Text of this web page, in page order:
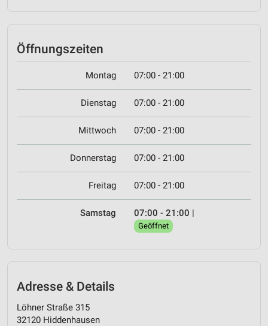
Öffnungszeiten
Montag 07:00 - 21:00
Dienstag 07:00 - 21:00
Mittwoch 07:00 - 21:00
Donnerstag 07:00 - 21:00
Freitag 07:00 - 21:00
Samstag 07:00 - 21:00 |
Geöffnet
Adresse & Details
Löhner Straße 315
32120 Hiddenhausen